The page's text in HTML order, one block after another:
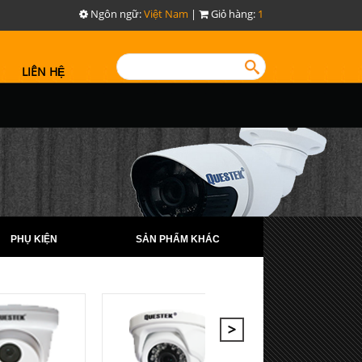
Ngôn ngữ:Việt Nam | Giỏ hàng: 1
LIÊN HỆ
PHỤ KIỆN SẢN PHẨM KHÁC